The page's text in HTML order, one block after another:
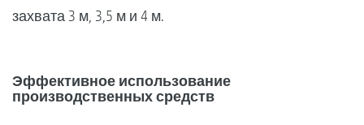
захвата 3 м, 3,5 м и 4 м.
Эффективное использование
производственных средств